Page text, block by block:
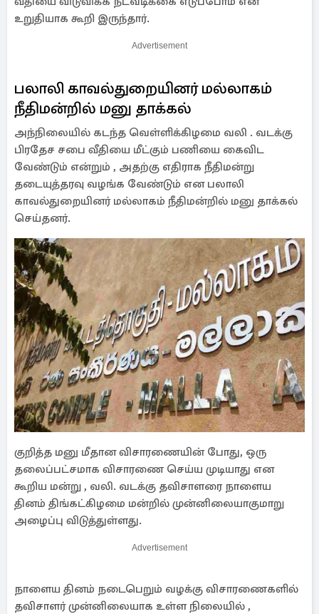
உறுதியாக கூறி இருந்தார்.
Advertisement
பலாலி காவல்துறையினர் மல்லாகம்
நீதிமன்றில் மனு தாக்கல்
அந்நிலையில் கடந்த வெள்ளிக்கிழமை வலி . வடக்கு
பிரதேச சபை வீதியை மீட்கும் பணியை கைவிட
வேண்டும் என்றும் , அதற்கு எதிராக நீதிமன்று
தடையுத்தரவு வழங்க வேண்டும் என பலாலி
காவல்துறையினர் மல்லாகம் நீதிமன்றில் மனு தாக்கல்
செய்தனர்.
குறித்த மனு மீதான விசாரணையின் போது, ஒரு
தலைப்பட்சமாக விசாரணை செய்ய முடியாது என
கூறிய மன்று , வலி. வடக்கு தவிசாளரை நாளைய
தினம் திங்கட்கிழமை மன்றில் முன்னிலையாகுமாறு
அழைப்பு விடுத்துள்ளது.
Advertisement
நாளைய தினம் நடைபெறும் வழக்கு விசாரணைகளில்
தவிசாளர் முன்னிலையாக உள்ள நிலையில் ,